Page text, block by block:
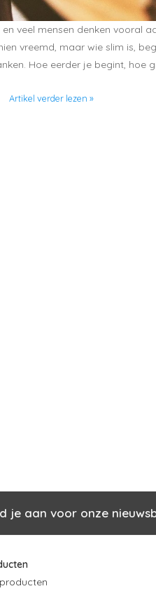
veel mensen denken vooral
vreemd, maar wie slim is,
Hoe eerder je begint,
Artikel verder lezen »
je aan voor onze